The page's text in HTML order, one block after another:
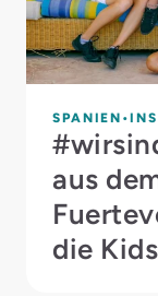
SPANIEN
aus
die Kids